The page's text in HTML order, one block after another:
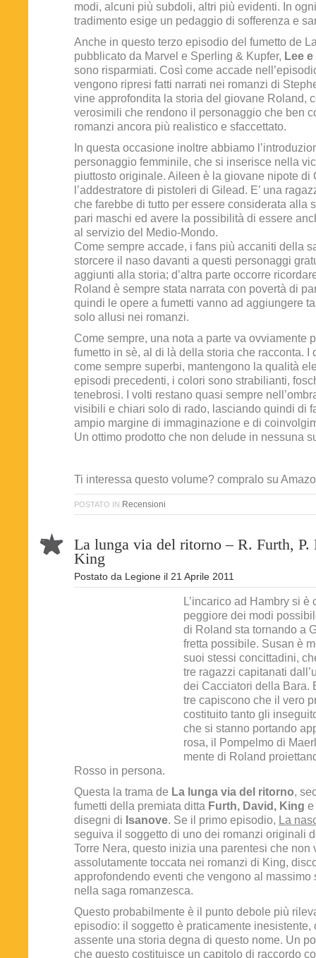
modi, alcuni più subdoli, altri più evidenti. In
tradimento esige un pedaggio di sofferenza e
Anche in questo terzo episodio del fumetto de
pubblicato da Marvel e Sperling & Kupfer, Lee
sono risparmiati. Così come accade
vengono ripresi fatti narrati nei romanzi di
vine approfondita la storia del giovane Roland,
verosimili che rendono il personaggio che ben
romanzi ancora più realistico e sfaccettato.
In questa occasione inoltre abbiamo
personaggio femminile, che si inserisce nella
piuttosto originale. Aileen è la giovane nipote di
l’addestratore di pistoleri di Gilead. E’ una
che farebbe di tutto per essere considerata alla
pari maschi ed avere la possibilità di essere
al servizio del Medio-Mondo.
Come sempre accade, i fans più accaniti della
storcere il naso davanti a questi personaggi
aggiunti alla storia; d’altra parte occorre
Roland è sempre stata narrata con povertà di
quindi le opere a fumetti vanno ad aggiungere
solo allusi nei romanzi.
Come sempre, una nota a parte va ovviamente
fumetto in sè, al di là della storia che racconta. I
come sempre superbi, mantengono la qualità
episodi precedenti, i colori sono strabilianti,
tenebrosi. I volti restano quasi sempre
visibili e chiari solo di rado, lasciando quindi di
ampio margine di immaginazione e di
Un ottimo prodotto che non delude in nessuna
Ti interessa questo volume? compralo su
POSTATO IN Recensioni
La lunga via del ritorno – R. Furth, P.
King
Postato da Legione il 21 Aprile 2011
L’incarico ad Hambry si è
peggiore dei modi
di Roland sta tornando a
fretta possibile. Susan è
suoi stessi concittadini,
tre ragazzi capitanati
dei Cacciatori della Bara.
tre capiscono che il vero
costituito tanto gli
che si stanno portando
rosa, il Pompelmo di
mente di Roland
Rosso in persona.
Questa la trama de La lunga via del ritorno,
fumetti della premiata ditta Furth, David, King e
disegni di Isanove. Se il primo episodio, La
seguiva il soggetto di uno dei romanzi originali
Torre Nera, questo inizia una parentesi che non
assolutamente toccata nei romanzi di King,
approfondendo eventi che vengono al massimo
nella saga romanzesca.
Questo probabilmente è il punto debole più
episodio: il soggetto è praticamente inesistente,
assente una storia degna di questo nome. Un
che questo costituisce un capitolo di raccordo